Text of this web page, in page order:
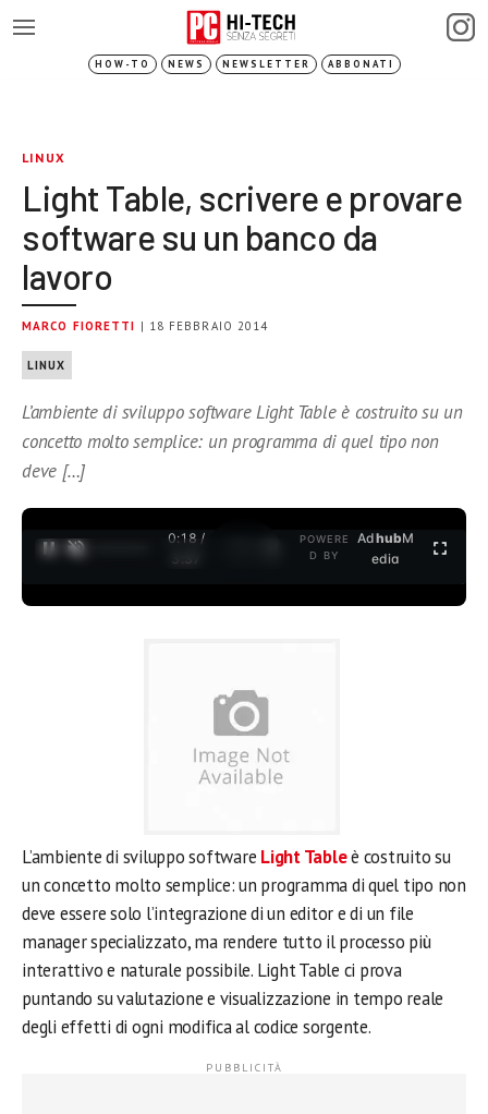
HOW-TO NEWS NEWSLETTER ABBONATI
LINUX
Light Table, scrivere e provare
software su un banco da
lavoro
MARCO FIORETTI | 18 FEBBRAIO 2014
LINUX
L’ambiente di sviluppo software Light Table è costruito su un
concetto molto semplice: un programma di quel tipo non
deve […]
0:18 /
3:37
POWERE
D BY
AdhubM
edia
L’ambiente di sviluppo software Light Tableè costruito su
un concetto molto semplice: un programma di quel tipo non
deve essere solo l’integrazione di un editor e di un file
manager specializzato, ma rendere tutto il processo più
interattivo e naturale possibile. Light Table ci prova
puntando su valutazione e visualizzazione in tempo reale
degli effetti di ogni modifica al codice sorgente.